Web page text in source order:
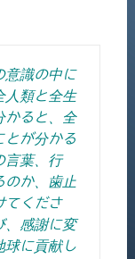
意識の中に
人類と全生
かると、全
とが分かる
言葉、行
のか、歯止
てくださ
、感謝に変
球に貢献し